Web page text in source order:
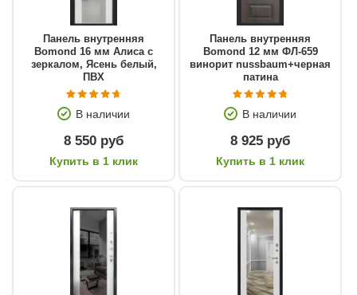
Панель внутренняя
Bomond 16 мм Алиса с
зеркалом, Ясень белый,
ПВХ
В наличии
8 550 руб
Купить в 1 клик
Панель внутренняя
Bomond 12 мм ФЛ-659
винорит nussbaum+черная
патина
В наличии
8 925 руб
Купить в 1 клик